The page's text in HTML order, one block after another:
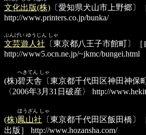
文化出版(株) 〔愛知県犬山市上野郷〕
http://www.printers.co.jp/bunka/
ぶんげい ゆうじん しゃ
文芸遊人社 〔東京都八王子市館町〕［
http://www5.ocn.ne.jp/~jkmc/bungei.html
へきてん しゃ
(株)碧天舎 〔東京都千代田区神田神保
〈2006年3月31日破産〉
http://
ほうざん しゃ
(株)鳳山社 〔東京都千代田区飯田橋〕
出版］
http://www.hozansha.com/